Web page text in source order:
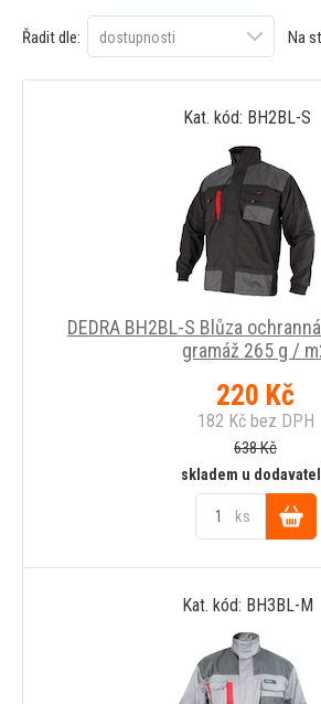
Řadit dle: Na
Kat. kód: BH2BL-S
DEDRA BH2BL-S Blůza
gramáž 265 g /
220 Kč
182 Kčbez DPH
638Kč
skladem u
ks
Do
košíku
Kat. kód: BH3BL-M